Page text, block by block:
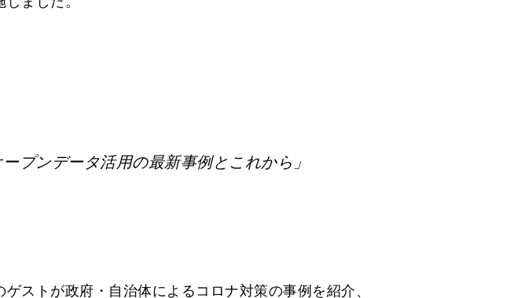
プンデータ活用の最新事例とこれから」
ストが政府・自治体によるコロナ対策の事例を紹介、